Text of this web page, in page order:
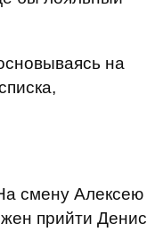
на
смену Алексею
прийти Денис